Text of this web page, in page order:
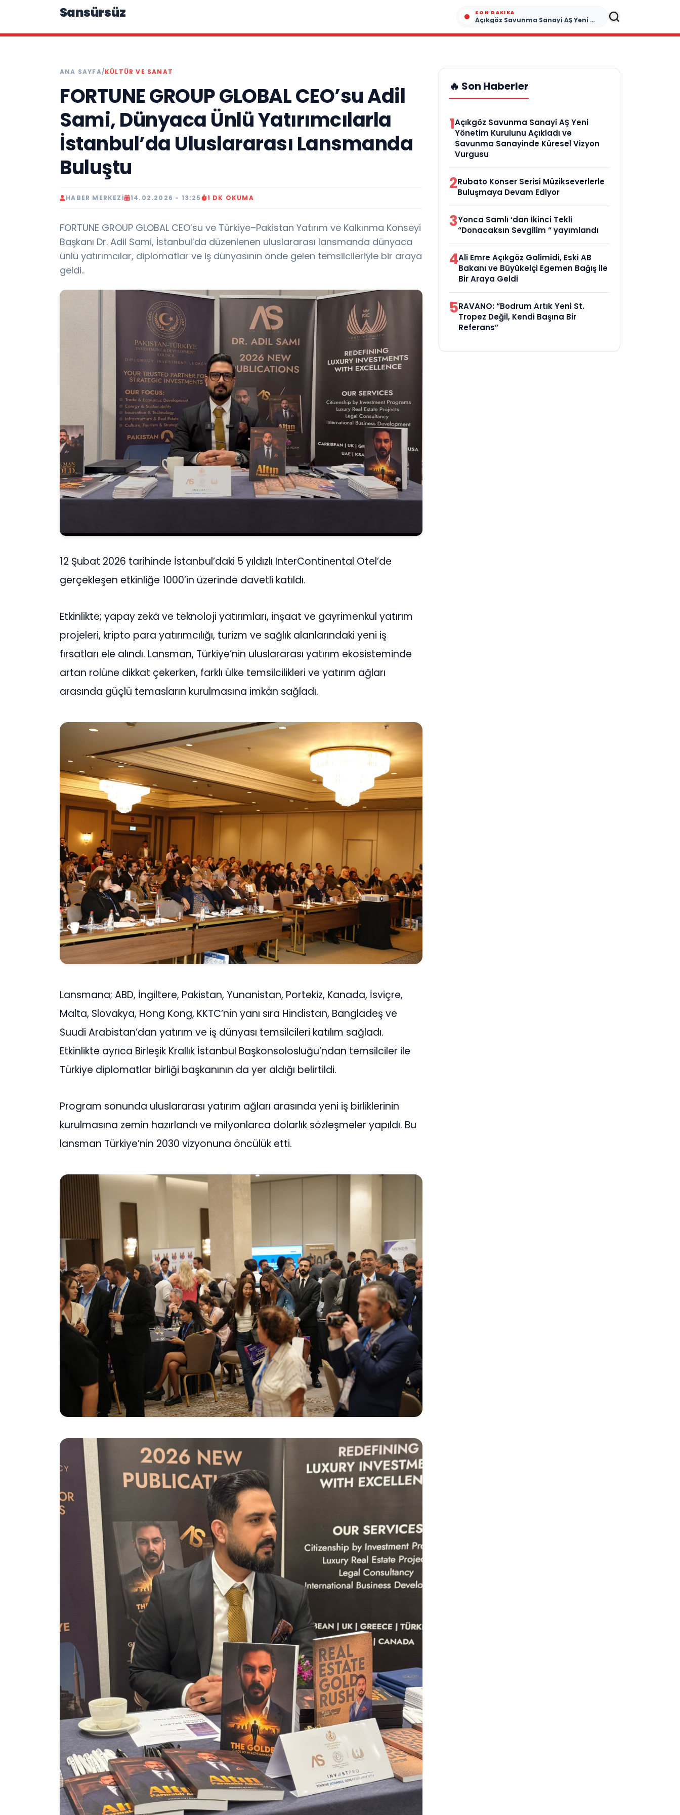
Sansürsüz SON DAKIKA
Açıkgöz Savunma Sanayi AŞ Yeni Yönetim Kurulunu Açıkladı ve Savunma Sanayinde Küresel Vizyon Vurgusu
ANA SAYFA/KÜLTÜR VE SANAT
FORTUNE GROUP GLOBAL CEO’su Adil
Sami, Dünyaca Ünlü Yatırımcılarla
İstanbul’da Uluslararası Lansmanda
Buluştu
HABER MERKEZI 14.02.2026 - 13:25 1 DK OKUMA
FORTUNE GROUP GLOBAL CEO’su ve Türkiye–Pakistan Yatırım ve Kalkınma Konseyi
Başkanı Dr. Adil Sami, İstanbul’da düzenlenen uluslararası lansmanda dünyaca
ünlü yatırımcılar, diplomatlar ve iş dünyasının önde gelen temsilcileriyle bir araya
geldi..
12 Şubat 2026 tarihinde İstanbul’daki 5 yıldızlı InterContinental Otel’de
gerçekleşen etkinliğe 1000’in üzerinde davetli katıldı.
Etkinlikte; yapay zekâ ve teknoloji yatırımları, inşaat ve gayrimenkul yatırım
projeleri, kripto para yatırımcılığı, turizm ve sağlık alanlarındaki yeni iş
fırsatları ele alındı. Lansman, Türkiye’nin uluslararası yatırım ekosisteminde
artan rolüne dikkat çekerken, farklı ülke temsilcilikleri ve yatırım ağları
arasında güçlü temasların kurulmasına imkân sağladı.
Lansmana; ABD, İngiltere, Pakistan, Yunanistan, Portekiz, Kanada, İsviçre,
Malta, Slovakya, Hong Kong, KKTC’nin yanı sıra Hindistan, Bangladeş ve
Suudi Arabistan’dan yatırım ve iş dünyası temsilcileri katılım sağladı.
Etkinlikte ayrıca Birleşik Krallık İstanbul Başkonsolosluğu’ndan temsilciler ile
Türkiye diplomatlar birliği başkanının da yer aldığı belirtildi.
Program sonunda uluslararası yatırım ağları arasında yeni iş birliklerinin
kurulmasına zemin hazırlandı ve milyonlarca dolarlık sözleşmeler yapıldı. Bu
lansman Türkiye’nin 2030 vizyonuna öncülük etti.
🔥 Son Haberler
1Açıkgöz Savunma Sanayi AŞ Yeni
Yönetim Kurulunu Açıkladı ve
Savunma Sanayinde Küresel Vizyon
Vurgusu
2Rubato Konser Serisi Müzikseverlerle
Buluşmaya Devam Ediyor
3Yonca Samlı ‘dan İkinci Tekli
“Donacaksın Sevgilim “ yayımlandı
4Ali Emre Açıkgöz Galimidi, Eski AB
Bakanı ve Büyükelçi Egemen Bağış ile
Bir Araya Geldi
5RAVANO: “Bodrum Artık Yeni St.
Tropez Değil, Kendi Başına Bir
Referans”